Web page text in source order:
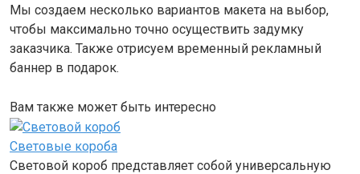
Мы создаем несколько вариантов макета на выбор,
чтобы максимально точно осуществить задумку
заказчика. Также отрисуем временный рекламный
баннер в подарок.
Вам также может быть интересно
Световые короба
Световой короб представляет собой универсальную